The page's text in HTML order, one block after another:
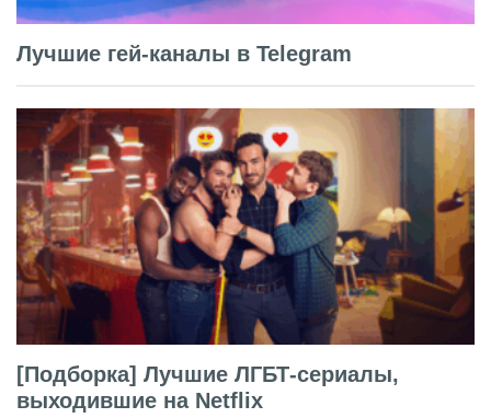
Лучшие гей-каналы в Telegram
[Подборка] Лучшие ЛГБТ-сериалы,
выходившие на Netflix